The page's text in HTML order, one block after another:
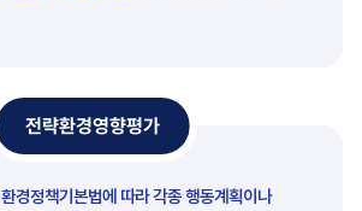
전략환경영향평가
환경정책기본법에 따라 각종 행동계획이나